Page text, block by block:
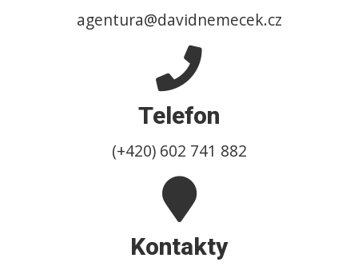
agentura@davidnemecek.cz
Telefon
(+420) 602 741 882
Kontakty